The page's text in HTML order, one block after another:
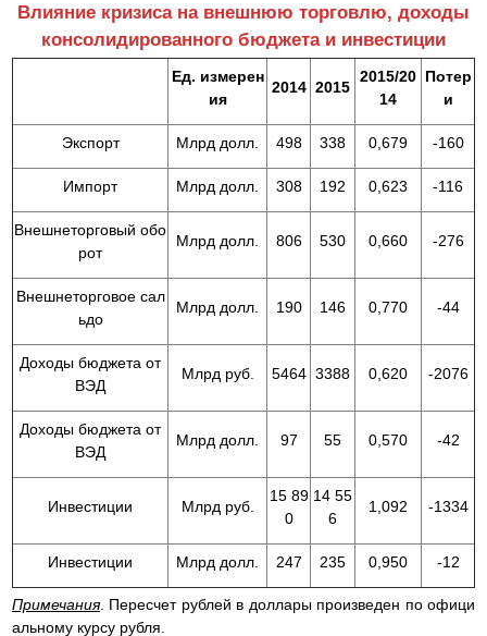
Влияние кризиса на внешнюю торговлю, доходы
консолидированного бюджета и инвестиции
Ед. измерен
ия
2014 2015
2015/20
14
Потер
и
Экспорт Млрд долл. 498 338 0,679 -160
Импорт Млрд долл. 308 192 0,623 -116
Внешнеторговый обо
рот
Млрд долл. 806 530 0,660 -276
Внешнеторговое сал
ьдо
Млрд долл. 190 146 0,770 -44
Доходы бюджета от
ВЭД
Млрд руб. 5464 3388 0,620 -2076
Доходы бюджета от
ВЭД
Млрд долл. 97 55 0,570 -42
Инвестиции Млрд руб.
15 89
0
14 55
6
1,092 -1334
Инвестиции Млрд долл. 247 235 0,950 -12
Примечания. Пересчет рублей в доллары произведен по офици
альному курсу рубля.